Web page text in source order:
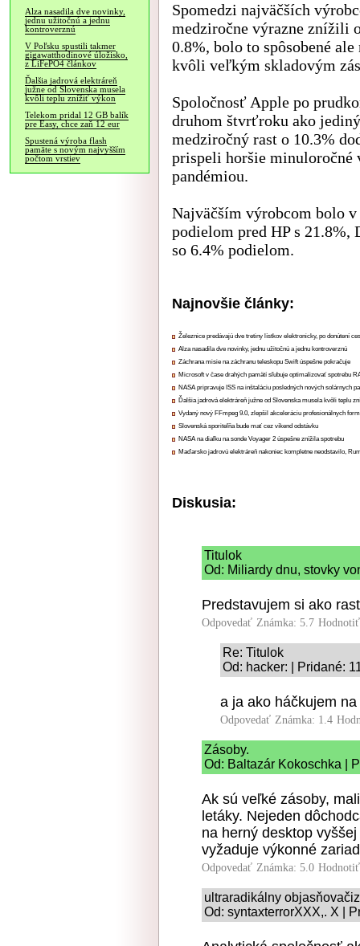
Alza nasadila dve novinky,
jednu užitočnú a jednu
kontroverznú
V Poľsku spustili takmer
gigawatthodinové úložisko,
z LiFePO4 článkov
Ďalšia jadrová elektráreň
južne od Slovenska musela
kvôli teplu znížiť výkon
Telekom pridal 12 GB balík
pre Easy, chce zaň 12 eur
Spustená výroba flash
pamäte s novým najvyšším
počtom vrstiev
Spomedzi najväčších
medziročne výrazne znížili
0.8%, bolo to spôsobené
kvôli veľkým skladovým
Spoločnosť Apple po
druhom štvrťroku ako
medziročný rast o 10.3%
prispeli horšie
pandémiou.
Najväčším výrobcom bolo
podielom pred HP s 21.8%,
so 6.4% podielom.
Najnovšie články:
Železnice predávajú dve tretiny lístkov elektronicky, po donútení
Alza nasadila dve novinky, jednu užitočnú a jednu kontroverznú
Záchrana misie na záchranu teleskopu Swift úspešne pokračuje
Microsoft v čase drahých pamätí sľubuje optimalizovať spotrebu
NASA pripravuje ISS na inštaláciu posledných nových solárnych
Ďalšia jadrová elektráreň južne od Slovenska musela kvôli teplu
Vydaný nový FFmpeg 9.0, zlepšil akceleráciu profesionálnych
Slovenská sporiteľňa bude mať cez víkend odstávku
NASA na diaľku na sonde Voyager 2 úspešne znížila spotrebu
Maďarsko jadrovú elektráreň nakoniec kompletne neodstavilo,
Diskusia:
Titulok
Od: Miliardy dnu, stovky
Predstavujem si ako
Odpovedať Známka: 5.7
Re: Titulok
Od: hacker: | Pridané:
a ja ako háčkujem
Odpovedať Známka: 1.4
Zásoby.
Od: Baltazár Kokoschka |
Ak sú veľké zásoby,
letáky. Nejeden
na herný desktop
vyžaduje výkonné
Odpovedať Známka: 5.0
ultraradikálny
Od: syntaxterrorXXX,. X |